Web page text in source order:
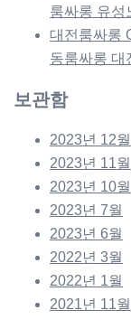
룸싸롱 유성
대전룸싸롱
동룸싸롱 대
보관함
2023년 12월
2023년 11월
2023년 10월
2023년 7월
2023년 6월
2022년 3월
2022년 1월
2021년 11월